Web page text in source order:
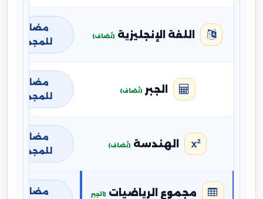
اللغة الإنجليزية (تُضاف)
مضافة
للمجموع
الجبر (تُضاف)
مضافة
للمجموع
الهندسة (تُضاف)
مضافة
للمجموع
مجموع الرياضيات (الجبر
مضافة